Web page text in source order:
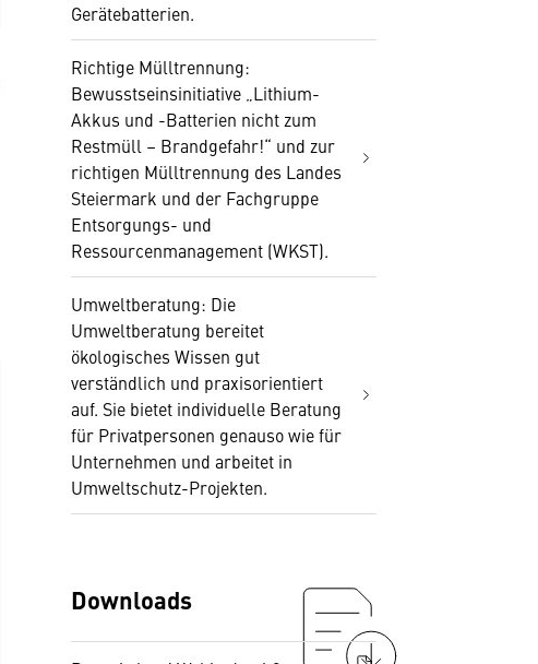
Gerätebatterien.
Richtige Mülltrennung:
Bewusstseinsinitiative „Lithium-
Akkus und -Batterien nicht zum
Restmüll – Brandgefahr!“ und zur
richtigen Mülltrennung des Landes
Steiermark und der Fachgruppe
Entsorgungs- und
Ressourcenmanagement (WKST).
Umweltberatung: Die
Umweltberatung bereitet
ökologisches Wissen gut
verständlich und praxisorientiert
auf. Sie bietet individuelle Beratung
für Privatpersonen genauso wie für
Unternehmen und arbeitet in
Umweltschutz-Projekten.
Downloads